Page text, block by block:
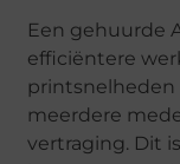
Een gehuurde
efficiëntere
meerdere
vertraging. Dit